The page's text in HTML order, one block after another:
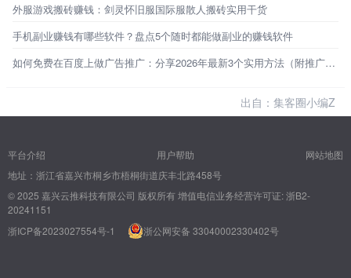
外服游戏搬砖赚钱：剑灵怀旧服国际服散人搬砖实用干货
手机副业赚钱有哪些软件？盘点5个随时都能做副业的赚钱软件
如何免费在百度上做广告推广：分享2026年最新3个实用方法（附推广指南）
出自：集客圈小编Z
平台介绍 用户帮助
网站地图
地址：浙江省嘉兴市桐乡市梧桐街道庆丰北路458号
© 2025 嘉兴云推科技有限公司 版权所有增值电信业务经营许可证: 浙B2-
20241151
浙ICP备2023027554号-1
浙公网安备 33040002330402号